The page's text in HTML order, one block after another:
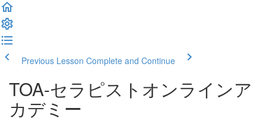
Previous Lesson Complete and Continue
TOA-セラピストオンラインア
カデミー